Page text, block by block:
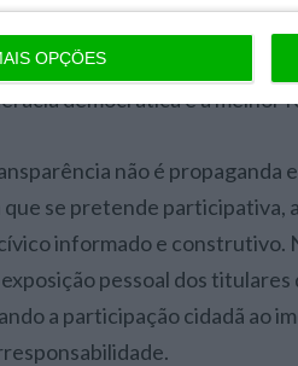
OPÇÕESe os serviços
democrática e a
não é propaganda
que se pretende participativa,
informado e
pessoal dos
a participação cidadã ao